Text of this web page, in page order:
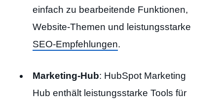
einfach zu bearbeitende Funktionen,
Website-Themen und leistungsstarke
SEO-Empfehlungen.
Marketing-Hub: HubSpot Marketing
Hub enthält leistungsstarke Tools für